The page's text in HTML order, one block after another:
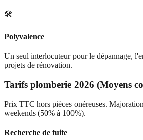
🛠️
Polyvalence
Un seul interlocuteur pour le dépannage,
projets de rénovation.
Tarifs plomberie 2026 (Moyens
Prix TTC hors pièces onéreuses.
weekends (50% à 100%).
Recherche de fuite